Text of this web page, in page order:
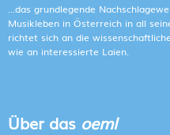
...das grundlegende
Musikleben in Österreich in all
richtet sich an die
wie an interessierte Laien.
Über das oeml